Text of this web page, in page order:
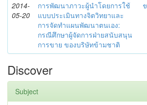
2014-
05-20
การพัฒนาภาวะผู้นำโดยการใช้
แบบประเมินทางจิตวิทยาและ
การจัดทำแผนพัฒนาตนเอง:
กรณีศึกษาผู้จัดการฝ่ายสนับสนุน
การขาย ของบริษัทข้ามชาติ
Discover
Subject